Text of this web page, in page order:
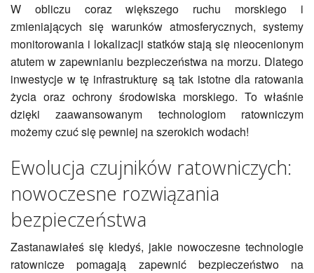
W obliczu coraz większego ruchu morskiego i
zmieniających się warunków atmosferycznych, systemy
monitorowania i lokalizacji statków stają się nieocenionym
atutem w zapewnianiu bezpieczeństwa na morzu. Dlatego
inwestycje w tę infrastrukturę są tak istotne dla ratowania
życia oraz ochrony środowiska morskiego. To właśnie
dzięki zaawansowanym technologiom ratowniczym
możemy czuć się pewniej na szerokich wodach!
Ewolucja czujników ratowniczych:
nowoczesne rozwiązania
bezpieczeństwa
Zastanawiałeś się kiedyś, jakie nowoczesne technologie
ratownicze pomagają zapewnić bezpieczeństwo na